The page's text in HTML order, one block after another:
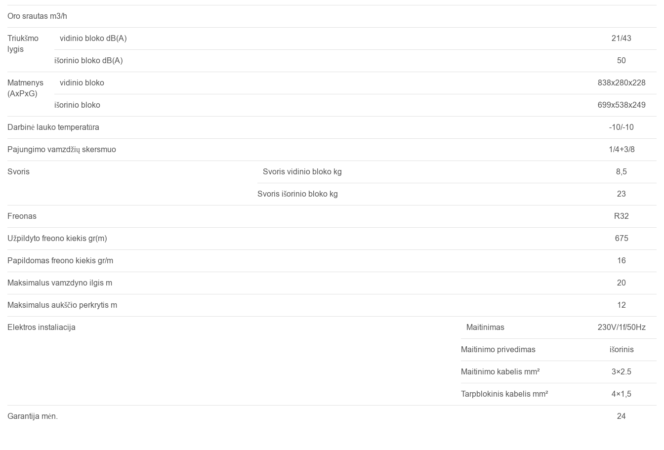
Oro srautas m3/h
Triukšmo
lygis
vidinio bloko dB(A) 21/43
išorinio bloko dB(A) 50
Matmenys
(AxPxG)
vidinio bloko 838x280x228
išorinio bloko 699x538x249
Darbinė lauko temperatūra -10/-10
Pajungimo vamzdžių skersmuo 1/4+3/8
Svoris Svoris vidinio bloko kg 8,5
Svoris išorinio bloko kg 23
Freonas R32
Užpildyto freono kiekis gr(m) 675
Papildomas freono kiekis gr/m 16
Maksimalus vamzdyno ilgis m 20
Maksimalus aukščio perkrytis m 12
Elektros instaliacija Maitinimas 230V/1f/50Hz
Maitinimo privedimas išorinis
Maitinimo kabelis mm² 3×2.5
Tarpblokinis kabelis mm² 4×1,5
Garantija mėn. 24